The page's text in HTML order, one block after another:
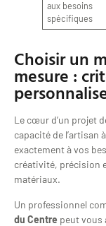
aux besoins
spécifiques
Choisir un
mesure :
Le cœur d’un projet
capacité de l’artisan
exactement à vos
créativité, précision
matériaux.
Un professionnel
du Centre peut vous